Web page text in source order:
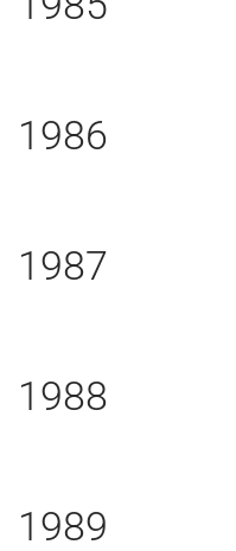
1986
1987
1988
1989